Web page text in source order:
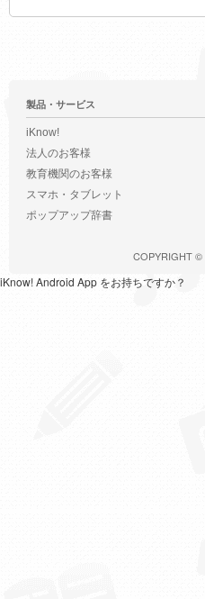
製品・サービス
iKnow!
法人のお客様
教育機関のお客様
スマホ・タブレット
ポップアップ辞書
COPYRIGHT ©
iKnow! Android App をお持ちですか？